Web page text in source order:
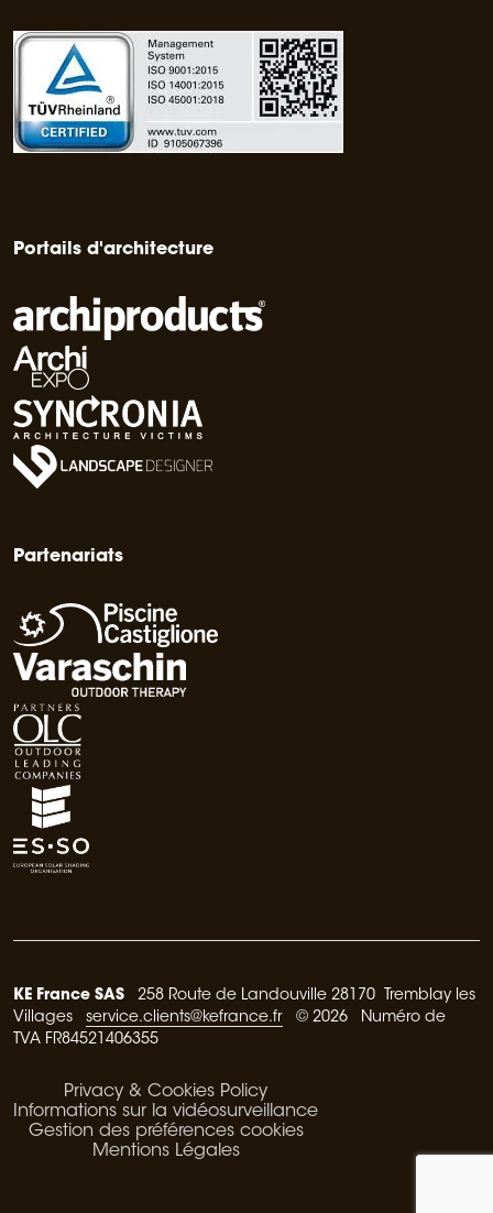
Portails d'architecture
Partenariats
KE France SAS 258 Route de Landouville 28170 Tremblay les
Villages service.clients@kefrance.fr © 2026 Numéro de
TVA FR84521406355
Privacy & Cookies Policy
Informations sur la vidéosurveillance
Gestion des préférences cookies
Mentions Légales